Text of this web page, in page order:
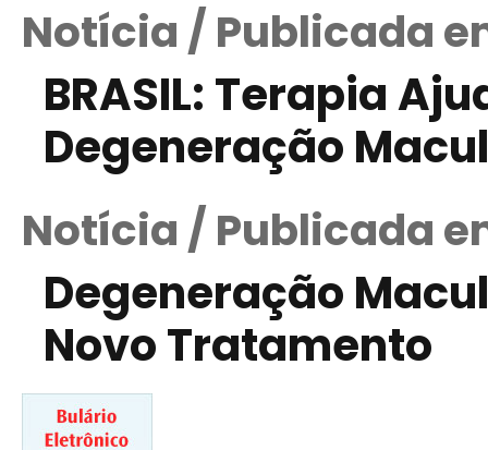
Notícia / Publicada
BRASIL: Terapia
Degeneração
Notícia / Publicada
Degeneração
Novo Tratamento